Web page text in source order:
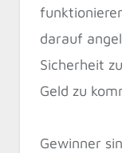
darauf
Sicherheit
Geld zu
Gewinner